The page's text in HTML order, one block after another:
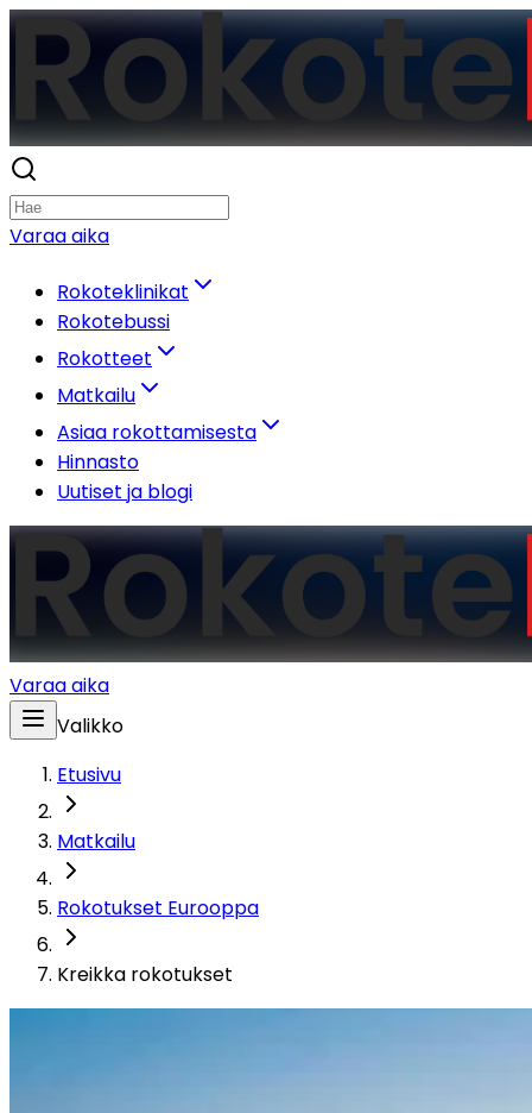
Varaa aika
Rokoteklinikat
Rokotebussi
Rokotteet
Matkailu
Asiaa rokottamisesta
Hinnasto
Uutiset ja blogi
Varaa aika
Valikko
Etusivu
Matkailu
Rokotukset Eurooppa
Kreikka rokotukset